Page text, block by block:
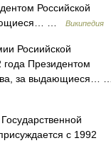
Российской
…
Википедия
Росиийской
Президентом
за выдающиеся… …
с 1992